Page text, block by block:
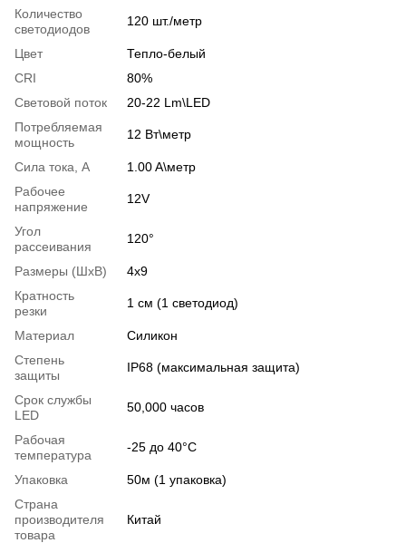
Количество
светодиодов
120 шт./метр
Цвет
Тепло-белый
CRI
80%
Световой поток
20-22 Lm\LED
Потребляемая
мощность
12 Вт\метр
Сила тока, А
1.00 A\метр
Рабочее
напряжение
12V
Угол
рассеивания
120°
Размеры (ШхВ)
4х9
Кратность
резки
1 см (1 светодиод)
Материал
Силикон
Степень
защиты
IP68 (максимальная защита)
Срок службы
LED
50,000 часов
Рабочая
температура
-25 до 40°С
Упаковка
50м (1 упаковка)
Страна
производителя
товара
Китай